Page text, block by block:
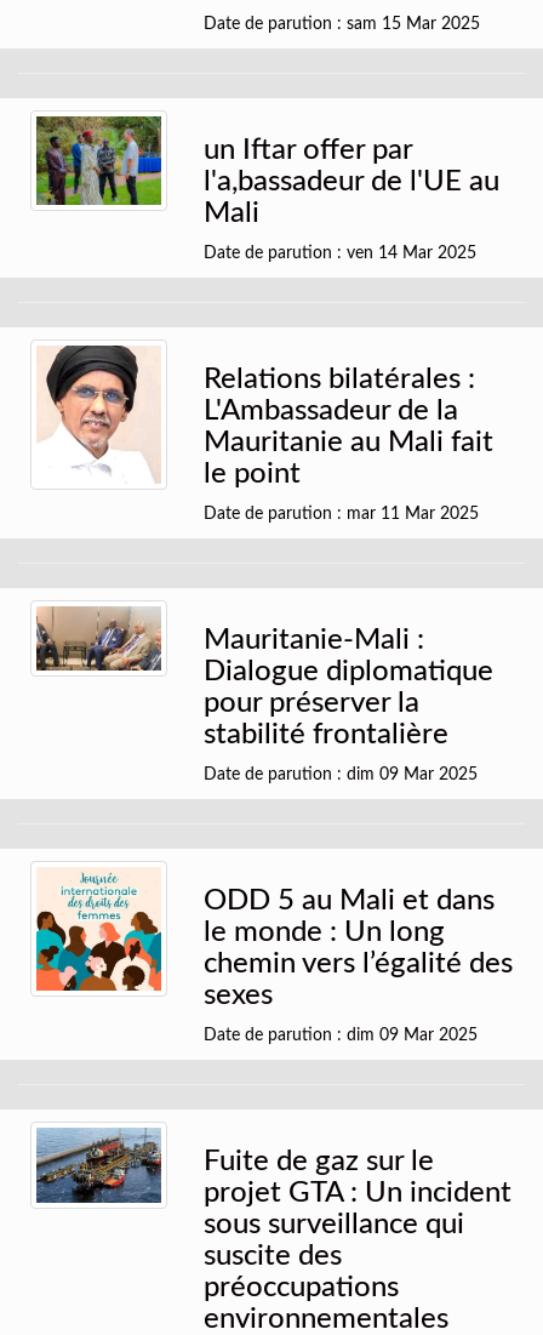
Date de parution : sam 15 Mar 2025
un Iftar offer par
l'a,bassadeur de l'UE au
Mali
Date de parution : ven 14 Mar 2025
Relations bilatérales :
L'Ambassadeur de la
Mauritanie au Mali fait
le point
Date de parution : mar 11 Mar 2025
Mauritanie-Mali :
Dialogue diplomatique
pour préserver la
stabilité frontalière
Date de parution : dim 09 Mar 2025
ODD 5 au Mali et dans
le monde : Un long
chemin vers l’égalité des
sexes
Date de parution : dim 09 Mar 2025
Fuite de gaz sur le
projet GTA : Un incident
sous surveillance qui
suscite des
préoccupations
environnementales